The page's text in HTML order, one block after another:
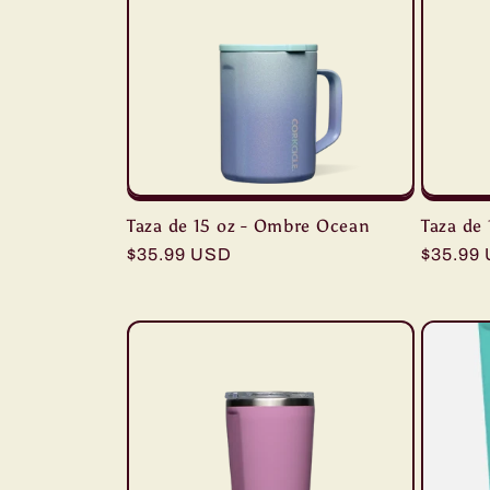
Taza de 15 oz - Ombre Ocean
Precio
$35.99 USD
Taza
Precio
$35.99